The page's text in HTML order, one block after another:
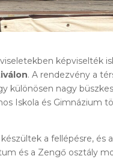
képviselték
. A rendezvény a
különösen nagy
Iskola és Gimnázium
a fellépésre, és
és a Zengő osztály